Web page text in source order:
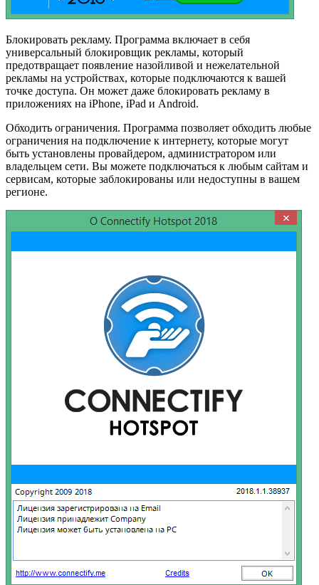
Блокировать рекламу. Программа включает в себя
универсальный блокировщик рекламы, который
предотвращает появление назойливой и нежелательной
рекламы на устройствах, которые подключаются к вашей
точке доступа. Он может даже блокировать рекламу в
приложениях на iPhone, iPad и Android.
Обходить ограничения. Программа позволяет обходить любые
ограничения на подключение к интернету, которые могут
быть установлены провайдером, администратором или
владельцем сети. Вы можете подключаться к любым сайтам и
сервисам, которые заблокированы или недоступны в вашем
регионе.